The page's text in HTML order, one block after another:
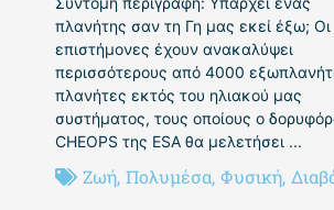
πλανήτης σαν τη Γη μας εκεί έξω; Οι
επιστήμονες έχουν ανακαλύψει
περισσότερους από 4000
πλανήτες εκτός του ηλιακού μας
συστήματος, τους οποίους ο
CHEOPS της ESA θα μελετήσει ...
Ζωή, Πολυμέσα, Φυσική,